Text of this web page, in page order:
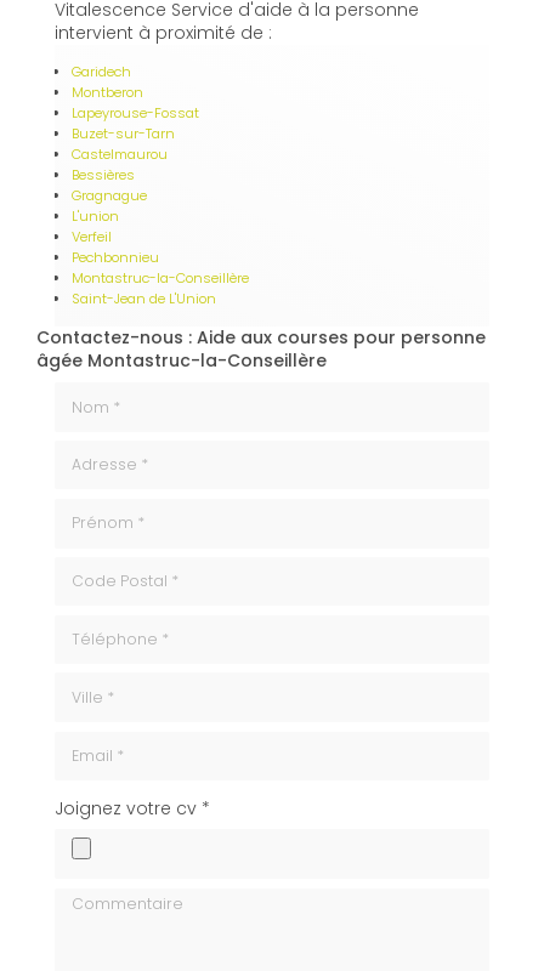
Vitalescence Service d'aide à la personne
intervient à proximité de :
Garidech
Montberon
Lapeyrouse-Fossat
Buzet-sur-Tarn
Castelmaurou
Bessières
Gragnague
L'union
Verfeil
Pechbonnieu
Montastruc-la-Conseillère
Saint-Jean de L'Union
Contactez-nous : Aide aux courses pour personne
âgée Montastruc-la-Conseillère
cv
Joignez votre cv *
Commentaire